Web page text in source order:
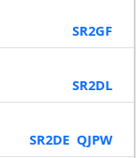
SR2GF
SR2DL
SR2DE QJPW